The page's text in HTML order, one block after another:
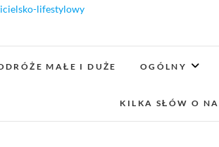
MAŁE I DUŻE OGÓLNY
KILKA SŁÓW O